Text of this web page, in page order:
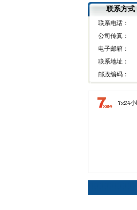
联系方式
联系电话：
公司传真：
电子邮箱：
联系地址：
邮政编码：